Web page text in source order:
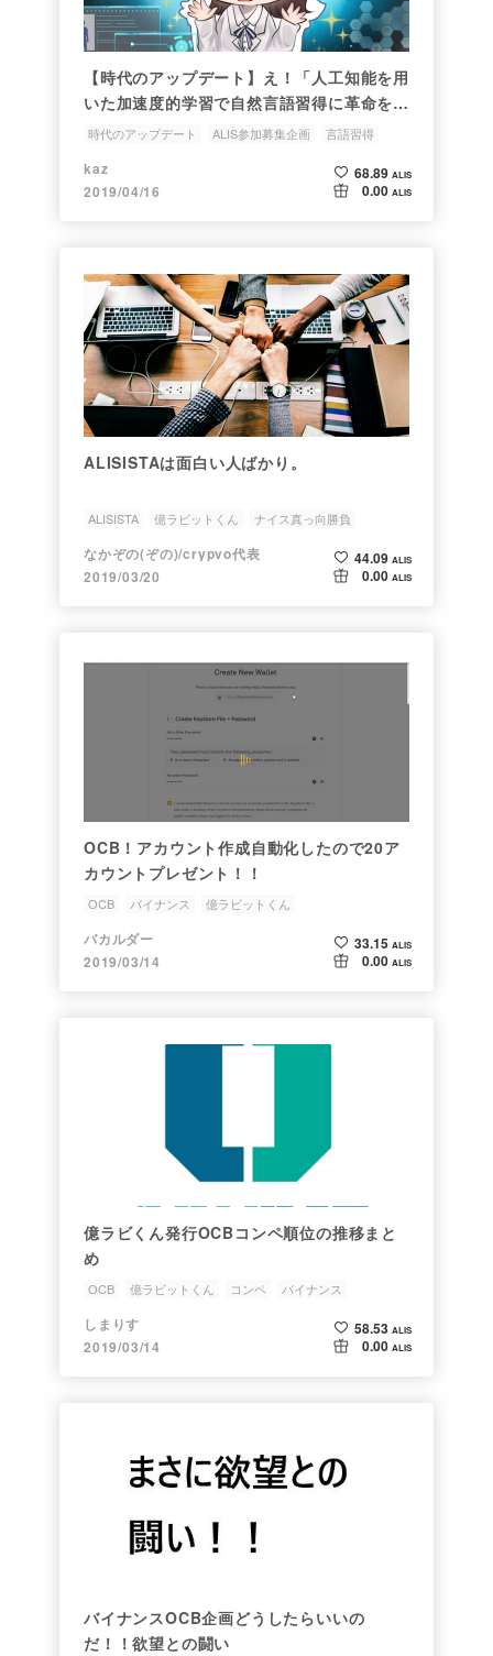
【時代のアップデート】え！「人工知能を用
いた加速度的学習で自然言語習得に革命を起
こす」って⁉︎
時代のアップデート ALIS参加募集企画
言語習得
kaz
2019/04/16
68.89 ALIS
0.00 ALIS
ALISISTAは面白い人ばかり。
ALISISTA 億ラビットくん ナイス真っ向勝負
なかぞの(ぞの)/crypvo代表
2019/03/20
44.09 ALIS
0.00 ALIS
OCB！アカウント作成自動化したので20ア
カウントプレゼント！！
OCB バイナンス 億ラビットくん
バカルダー
2019/03/14
33.15 ALIS
0.00 ALIS
億ラビくん発行OCBコンペ順位の推移まと
め
OCB 億ラビットくん コンペ
バイナンス
億ラビくん応援
しまりす
2019/03/14
58.53 ALIS
0.00 ALIS
バイナンスOCB企画どうしたらいいの
だ！！欲望との闘い